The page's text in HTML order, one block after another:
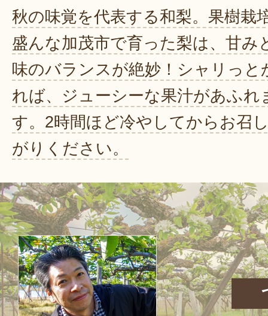
秋の味覚を代表する和梨。果樹栽
盛んな加茂市で育った梨は、甘み
味のバランスが絶妙！シャリっと
れば、ジューシーな果汁があふれ
す。2時間ほど冷やしてからお召
がりください。